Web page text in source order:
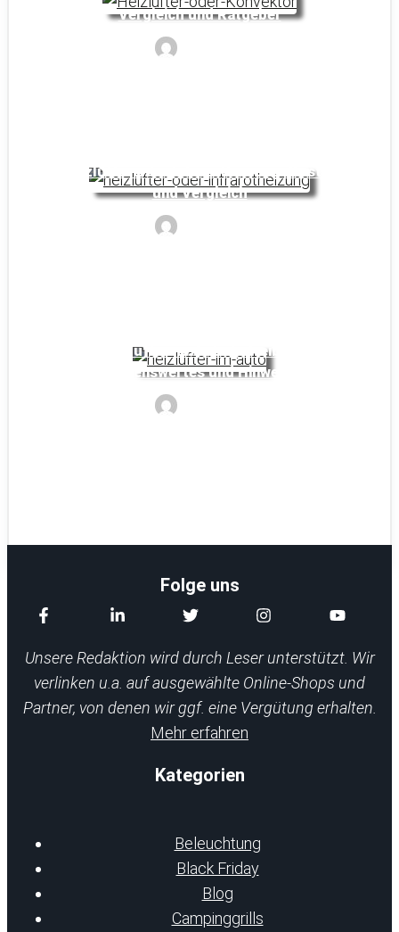
Vergleich und Ratgeber
Heizlüfter oder Infrarotheizung: Kosten
und Vergleich
Heizlüfter im Auto betreiben:
Wissenswertes und Hinweise
Folge uns
Unsere Redaktion wird durch Leser unterstützt. Wir
verlinken u.a. auf ausgewählte Online-Shops und
Partner, von denen wir ggf. eine Vergütung erhalten.
Mehr erfahren
Kategorien
Beleuchtung
Black Friday
Blog
Campinggrills